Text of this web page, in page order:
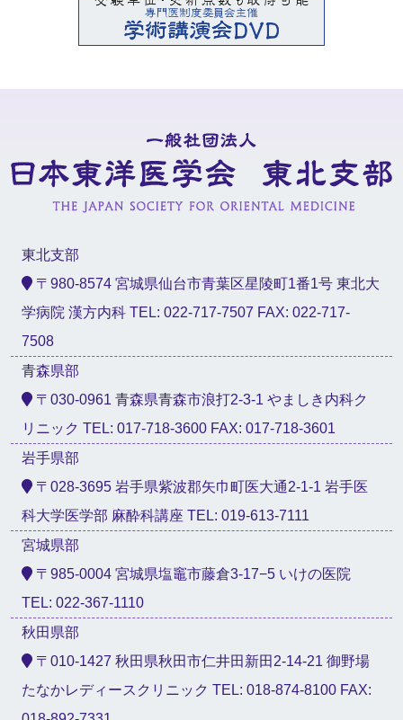
東北支部
〒980-8574 宮城県仙台市青葉区星陵町1番1号 東北大
学病院 漢方内科 TEL: 022-717-7507 FAX: 022-717-
7508
青森県部
〒030-0961 青森県青森市浪打2-3-1 やましき内科ク
リニック TEL: 017-718-3600 FAX: 017-718-3601
岩手県部
〒028-3695 岩手県紫波郡矢巾町医大通2-1-1 岩手医
科大学医学部 麻酔科講座 TEL: 019-613-7111
宮城県部
〒985-0004 宮城県塩竈市藤倉3-17−5 いけの医院
TEL: 022-367-1110
秋田県部
〒010-1427 秋田県秋田市仁井田新田2-14-21 御野場
たなかレディースクリニック TEL: 018-874-8100 FAX: